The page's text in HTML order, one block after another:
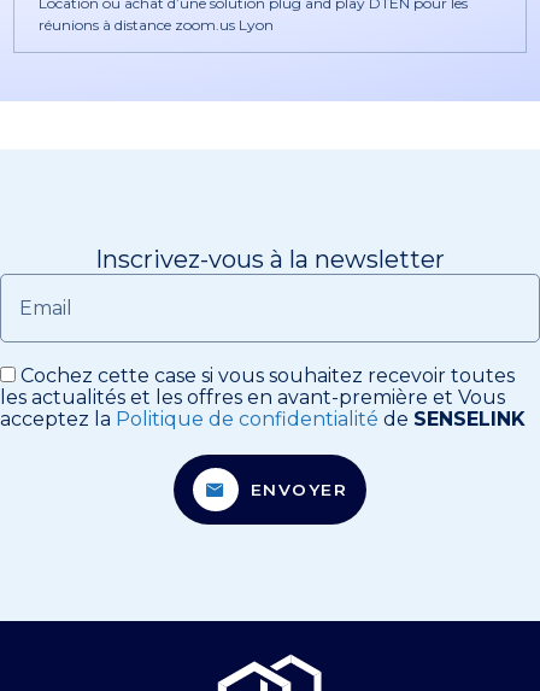
réunions à distance zoom.us Lyon
Inscrivez-vous à la newsletter
Email
Cochez cette case si vous souhaitez recevoir toutes
les actualités et les offres en avant-première et Vous
acceptez la Politique de confidentialité de SENSELINK
ENVOYER